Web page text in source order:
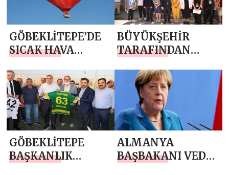
GÖBEKLİTEPE’DE
SICAK HAVA
BAŞLADI
BÜYÜKŞEHİR
TARAFINDAN
AKILLI ŞEHİR
HACKATHONU
BAŞLADI
GÖBEKLİTEPE
BAŞKANLIK
ALMANYA
BAŞBAKANI VEDA